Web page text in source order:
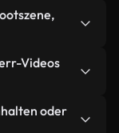
was Sie
Formate,
während
und
Sie
generiert
Videos
Alle
lizenzfrei
oder